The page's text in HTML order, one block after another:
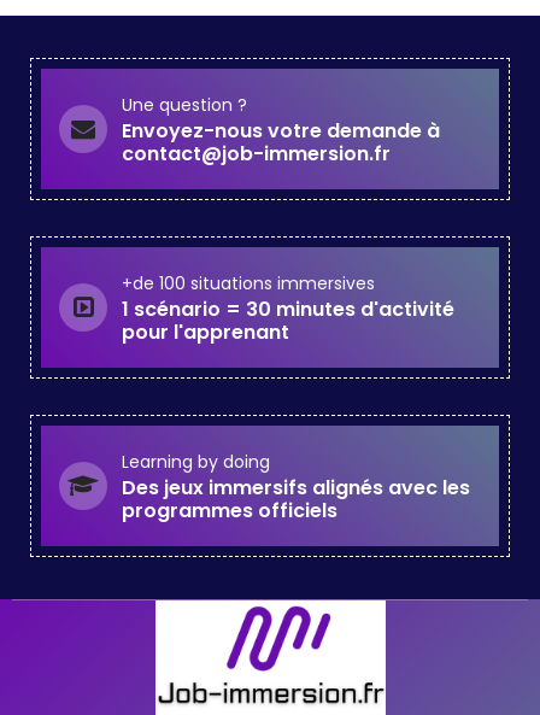
Une question ?
Envoyez-nous votre demande à
contact@job-immersion.fr
+de 100 situations immersives
1 scénario = 30 minutes d'activité
pour l'apprenant
Learning by doing
Des jeux immersifs alignés avec les
programmes officiels